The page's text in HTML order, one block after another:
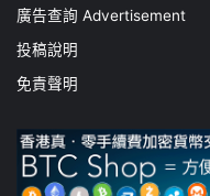
廣告查詢 Advertisement
投稿說明
免責聲明